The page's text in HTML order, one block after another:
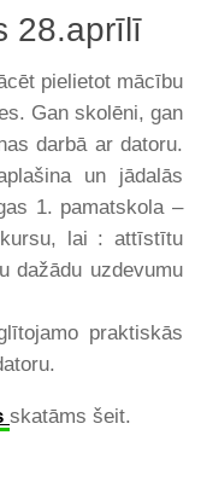
28.aprīlī
pielietot mācību
Gan skolēni, gan
darbā ar datoru.
un jādalās
1. pamatskola –
lai : attīstītu
dažādu uzdevumu
praktiskās
skatāms šeit.